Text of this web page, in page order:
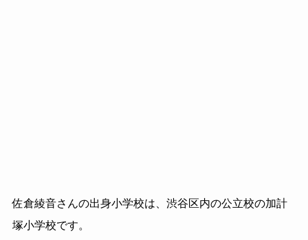
佐倉綾音さんの出身小学校は、渋谷区内の公立校の加計
塚小学校です。